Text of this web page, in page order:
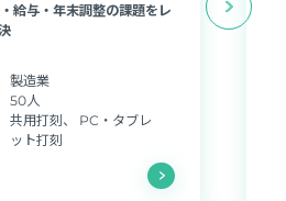
給与・年末調整の課題をレ
製造業
50人
共用打刻、 PC・タブレ
ット打刻